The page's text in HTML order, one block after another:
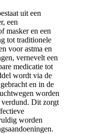
uit een
een
masker en een
tot traditionele
voor astma en
vernevelt een
medicatie tot
wordt via de
en in de
worden
Dit zorgt
worden